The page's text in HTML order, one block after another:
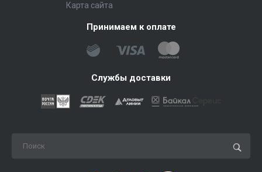
Карта сайта
Принимаем к оплате
Службы доставки